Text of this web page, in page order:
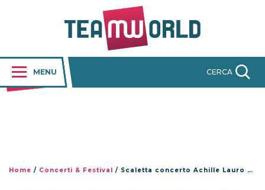
MENU CERCA
Home / Concerti & Festival / Scaletta concerto Achille Lauro a Milano, Stadio San Siro 15 giugno 2026